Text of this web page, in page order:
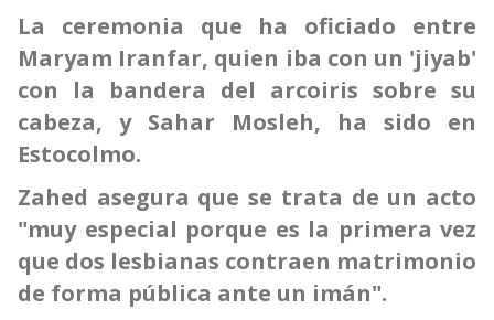
La ceremonia que ha oficiado entre
Maryam Iranfar, quien iba con un 'jiyab'
con la bandera del arcoiris sobre su
cabeza, y Sahar Mosleh, ha sido en
Estocolmo.
Zahed asegura que se trata de un acto
"muy especial porque es la primera vez
que dos lesbianas contraen matrimonio
de forma pública ante un imán".